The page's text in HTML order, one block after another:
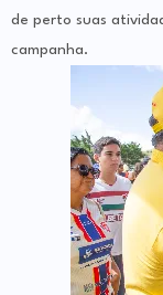
de perto suas
campanha.